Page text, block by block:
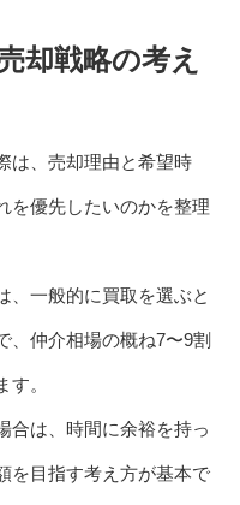
却戦略の考え
は、売却理由と希望時
を優先したいのかを整理
、一般的に買取を選ぶと
、仲介相場の概ね7〜9割
。
合は、時間に余裕を持っ
を目指す考え方が基本で